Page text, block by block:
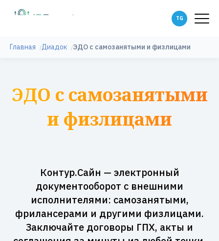
Главная Диадок ЭДО с самозанятыми и физлицами
ЭДО с самозанятыми
и физлицами
Контур.Сайн — электронный
документооборот с внешними
исполнителями: самозанятыми,
фрилансерами и другими физлицами.
Заключайте договоры ГПХ, акты и